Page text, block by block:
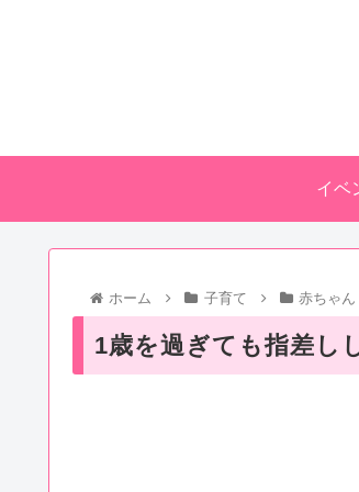
イベ
ホーム 子育て 赤ちゃん
1歳を過ぎても指差し